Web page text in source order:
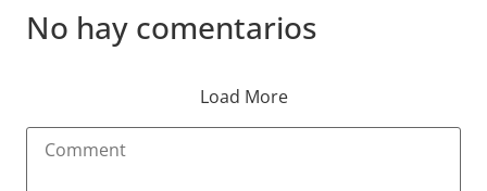
No hay comentarios
Load More